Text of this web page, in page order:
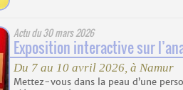
Actu du30 mars 2026
Exposition interactive sur
Du 7 au 10 avril 2026, à Namur
Mettez-vous dans la peau d’une